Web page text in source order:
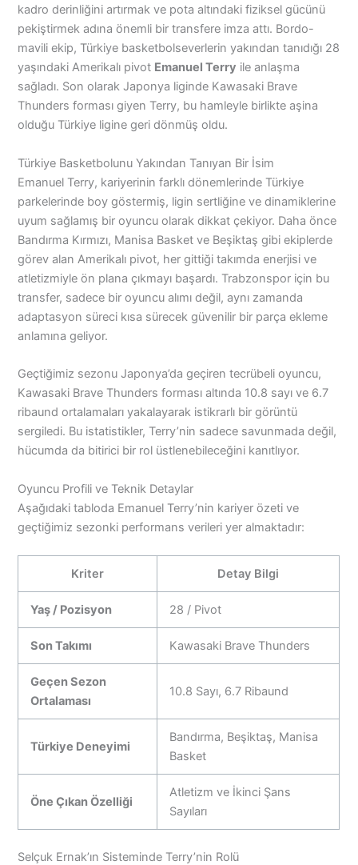
kadro derinliğini artırmak ve pota altındaki fiziksel gücünü
pekiştirmek adına önemli bir transfere imza attı. Bordo-
mavili ekip, Türkiye basketbolseverlerin yakından tanıdığı 28
yaşındaki Amerikalı pivot Emanuel Terry ile anlaşma
sağladı. Son olarak Japonya liginde Kawasaki Brave
Thunders forması giyen Terry, bu hamleyle birlikte aşina
olduğu Türkiye ligine geri dönmüş oldu.
Türkiye Basketbolunu Yakından Tanıyan Bir İsim
Emanuel Terry, kariyerinin farklı dönemlerinde Türkiye
parkelerinde boy göstermiş, ligin sertliğine ve dinamiklerine
uyum sağlamış bir oyuncu olarak dikkat çekiyor. Daha önce
Bandırma Kırmızı, Manisa Basket ve Beşiktaş gibi ekiplerde
görev alan Amerikalı pivot, her gittiği takımda enerjisi ve
atletizmiyle ön plana çıkmayı başardı. Trabzonspor için bu
transfer, sadece bir oyuncu alımı değil, aynı zamanda
adaptasyon süreci kısa sürecek güvenilir bir parça ekleme
anlamına geliyor.
Geçtiğimiz sezonu Japonya’da geçiren tecrübeli oyuncu,
Kawasaki Brave Thunders forması altında 10.8 sayı ve 6.7
ribaund ortalamaları yakalayarak istikrarlı bir görüntü
sergiledi. Bu istatistikler, Terry’nin sadece savunmada değil,
hücumda da bitirici bir rol üstlenebileceğini kanıtlıyor.
Oyuncu Profili ve Teknik Detaylar
Aşağıdaki tabloda Emanuel Terry’nin kariyer özeti ve
geçtiğimiz sezonki performans verileri yer almaktadır:
Kriter Detay Bilgi
Yaş / Pozisyon 28 / Pivot
Son Takımı Kawasaki Brave Thunders
Geçen Sezon
Ortalaması
10.8 Sayı, 6.7 Ribaund
Türkiye Deneyimi
Bandırma, Beşiktaş, Manisa
Basket
Öne Çıkan Özelliği
Atletizm ve İkinci Şans
Sayıları
Selçuk Ernak’ın Sisteminde Terry’nin Rolü